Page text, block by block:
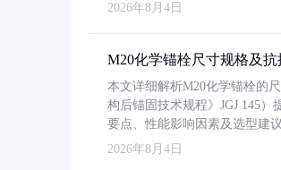
2026年8月4日
M20化学锚栓尺寸规格及
本文详细解析M20化学锚栓的
构后锚固技术规程》JGJ 145
要点、性能影响因素及选型建
2026年8月4日